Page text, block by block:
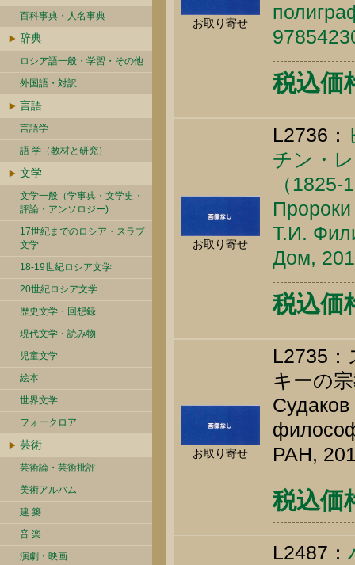
百科事典・人名事典
辞典
ロシア語一般・学習・その他
外国語・対訳
言語
言語学
語 学（教材と研究）
文学
文学一般（学事典・文学史・
評論・アンソロジー)
17世紀までのロシア・スラブ
文学
18-19世紀ロシア文学
20世紀ロシア文学
歴史文学・回想録
現代文学・読み物
児童文学
絵本
世界文学
フォークロア
芸術
芸術論・芸術批評
美術アルバム
建 築
音 楽
演劇・映画
お取り寄せ
税込価
お取り寄せ
L2736：
チン・
（
Т.И.
Дом,
税込価
お取り寄せ
L2735
キーの
РАН,
税込価
L2487：